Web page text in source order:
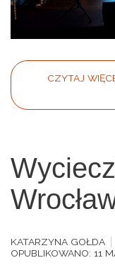
CZYTAJ
KATARZYNA GOŁDA
OPUBLIKOWANO: 11